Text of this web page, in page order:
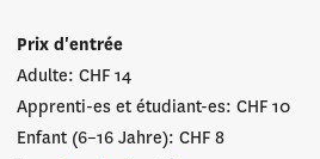
Prix d'entrée
Adulte: CHF 14
Apprenti-es et étudiant-es: CHF 10
Enfant (6–16 Jahre): CHF 8